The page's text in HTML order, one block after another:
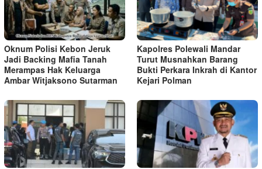
Oknum Polisi Kebon Jeruk
Jadi Backing Mafia Tanah
Merampas Hak Keluarga
Ambar Witjaksono Sutarman
Kapolres Polewali Mandar
Turut Musnahkan Barang
Bukti Perkara Inkrah di Kantor
Kejari Polman